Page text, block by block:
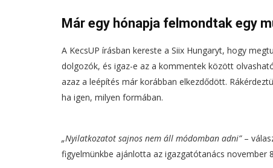
Már egy hónapja felmondtak egy
A KecsUP írásban kereste a Siix Hungaryt, hogy
dolgozók, és igaz-e az a kommentek között
azaz a leépítés már korábban elkezdődött.
ha igen, milyen formában.
„Nyilatkozatot sajnos nem áll módomban adni”–
figyelmünkbe ajánlotta az igazgatótanács november